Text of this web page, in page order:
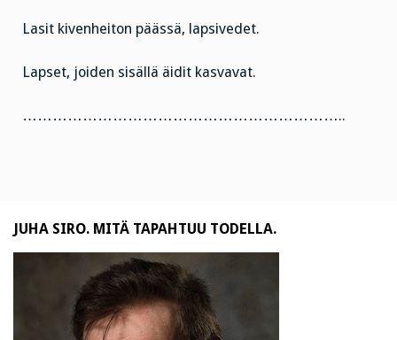
Lasit kivenheiton päässä, lapsivedet.
Lapset, joiden sisällä äidit kasvavat.
………………………………………………………..
JUHA SIRO. MITÄ TAPAHTUU TODELLA.